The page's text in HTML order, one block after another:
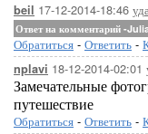
beil 17-12-2014-18:46
Ответ на комментарий -
Обратиться - Ответить -
nplavi 18-12-2014-02:01
Замечательные
путешествие
Обратиться - Ответить -